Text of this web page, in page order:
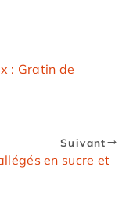
: Gratin de
Suivant
en sucre et